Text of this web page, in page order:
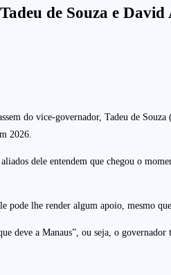
de Souza e David
do vice-governador, Tadeu de
2026.
dele entendem que chegou o
lhe render algum apoio, mesmo
a Manaus”, ou seja, o governador